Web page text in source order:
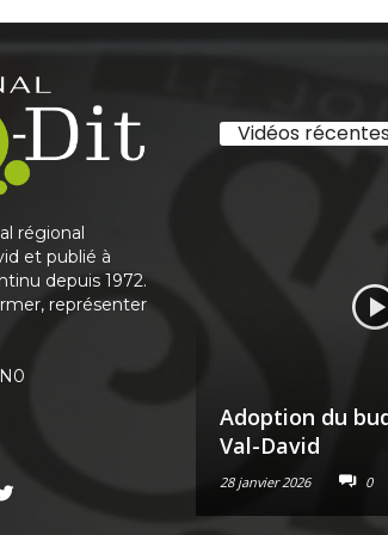
régional
et publié à
depuis 1972.
représenter
Vidéos récentes
Adoption du
Val-David
28 janvier 2026 0